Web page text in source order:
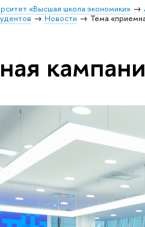
«Высшая школа экономики»
Новости Тема